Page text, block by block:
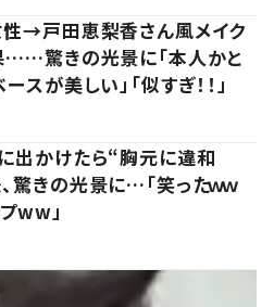
性→戸田恵梨香さん風メイク
……驚きの光景に「本人かと
スが美しい」「似すぎ！！」
出かけたら“胸元に違和
驚きの光景に…「笑ったｗｗ
ww」